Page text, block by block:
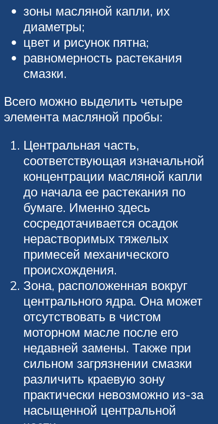
зоны масляной капли, их
диаметры;
цвет и рисунок пятна;
равномерность растекания
смазки.
Всего можно выделить четыре
элемента масляной пробы:
Центральная часть,
соответствующая изначальной
концентрации масляной капли
до начала ее растекания по
бумаге. Именно здесь
сосредотачивается осадок
нерастворимых тяжелых
примесей механического
происхождения.
Зона, расположенная вокруг
центрального ядра. Она может
отсутствовать в чистом
моторном масле после его
недавней замены. Также при
сильном загрязнении смазки
различить краевую зону
практически невозможно из-за
насыщенной центральной